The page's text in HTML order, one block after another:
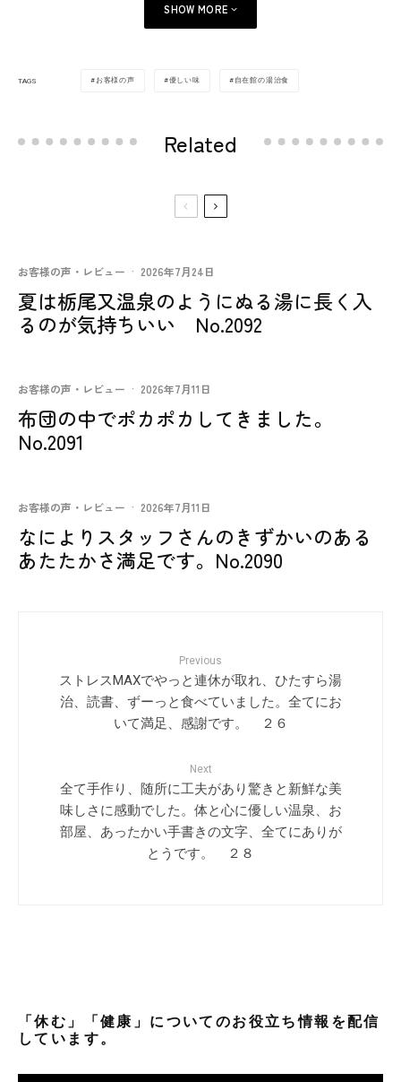
SHOW MORE
TAGS お客様の声 優しい味 自在館の湯治食
Related
お客様の声・レビュー · 2026年7月24日
夏は栃尾又温泉のようにぬる湯に長く入
るのが気持ちいい No.2092
お客様の声・レビュー · 2026年7月11日
布団の中でポカポカしてきました。
No.2091
お客様の声・レビュー · 2026年7月11日
なによりスタッフさんのきずかいのある
あたたかさ満足です。No.2090
Previous
ストレスMAXでやっと連休が取れ、ひたすら湯
治、読書、ずーっと食べていました。全てにお
いて満足、感謝です。 ２６
Next
全て手作り、随所に工夫があり驚きと新鮮な美
味しさに感動でした。体と心に優しい温泉、お
部屋、あったかい手書きの文字、全てにありが
とうです。 ２８
「休む」「健康」についてのお役立ち情報を配信
しています。